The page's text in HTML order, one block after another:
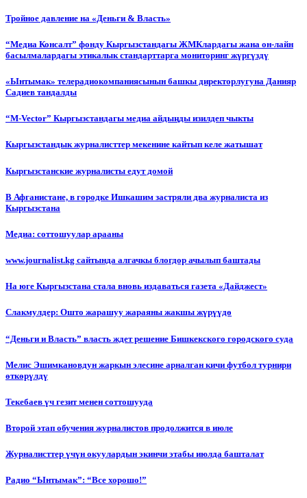
Тройное давление на «Деньги & Власть»
“Медиа Консалт” фонду Кыргызстандагы ЖМКлардагы жана он-лайн
басылмалардагы этикалык стандарттарга мониторинг жүргүздү
«Ынтымак» телерадиокомпаниясынын башкы директорлугуна Данияр
Садиев тандалды
“М-Vector” Кыргызстандагы медиа айдыңды изилдеп чыкты
Кыргызстандык журналисттер мекенине кайтып келе жатышат
Кыргызстанские журналисты едут домой
В Афганистане, в городке Ишкашим застряли два журналиста из
Кыргызстана
Медиа: соттошуулар арааны
www.journalist.kg сайтында алгачкы блогдор ачылып баштады
На юге Кыргызстана стала вновь издаваться газета «Дайджест»
Слакмулдер: Ошто жарашуу жараяны жакшы жүрүүдө
“Деньги и Власть” власть ждет решение Бишкекского городского суда
Мелис Эшимкановдун жаркын элесине арналган кичи футбол турнири
өткөрүлдү
Текебаев үч гезит менен соттошууда
Второй этап обучения журналистов продолжится в июле
Журналисттер үчүн окуулардын экинчи этабы июлда башталат
Радио “Ынтымак”: “Все хорошо!”